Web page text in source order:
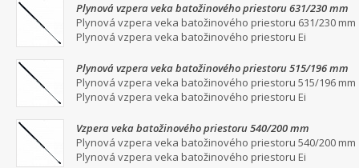
Plynová vzpera veka batožinového priestoru 631/230 mm
Plynová vzpera veka batožinového priestoru 631/230 mm
Plynová vzpera veka batožinového priestoru Ei
Plynová vzpera veka batožinového priestoru 515/196 mm
Plynová vzpera veka batožinového priestoru 515/196 mm
Plynová vzpera veka batožinového priestoru Ei
Vzpera veka batožinového priestoru 540/200 mm
Plynová vzpera veka batožinového priestoru 540/200 mm
Plynová vzpera veka batožinového priestoru Ei